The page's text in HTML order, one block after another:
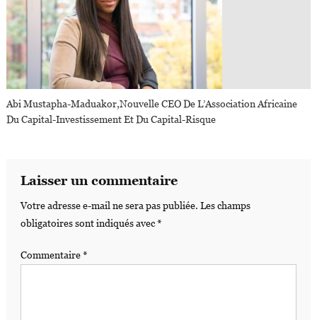
Abi Mustapha-Maduakor,nouvelle CEO De L’Association Africaine
Du Capital-Investissement Et Du Capital-Risque
Laisser un commentaire
Votre adresse e-mail ne sera pas publiée. Les champs
obligatoires sont indiqués avec*
Commentaire*